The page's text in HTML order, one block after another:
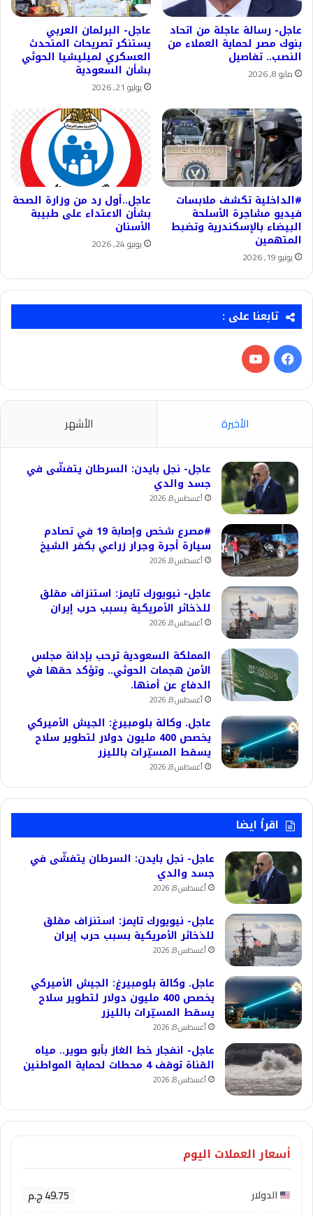
عاجل- رسالة عاجلة من اتحاد
بنوك مصر لحماية العملاء من
النصب.. تفاصيل
مايو 8, 2026
عاجل- البرلمان العربي
يستنكر تصريحات المتحدث
العسكري لميليشيا الحوثي
بشأن السعودية
يوليو 21, 2026
#الداخلية تكشف ملابسات
فيديو مشاجرة الأسلحة
البيضاء بالإسكندرية وتضبط
المتهمين
يونيو 19, 2026
عاجل..أول رد من وزارة الصحة
بشأن الاعتداء على طبيبة
الأسنان
يونيو 24, 2026
تابعنا على :
فيسبوك‫YouTube
الأخيرة الأشهر
عاجل- نجل بايدن: السرطان يتفشّى في
جسد والدي
أغسطس 8, 2026
#مصرع شخص وإصابة 19 في تصادم
سيارة أجرة وجرار زراعي بكفر الشيخ
أغسطس 8, 2026
عاجل- نيويورك تايمز: استنزاف مقلق
للذخائر الأمريكية بسبب حرب إيران
أغسطس 8, 2026
المملكة السعودية ترحب بإدانة مجلس
الأمن هجمات الحوثي.. وتؤكد حقها في
الدفاع عن أمنها.
أغسطس 8, 2026
عاجل. وكالة بلومبيرغ: الجيش الأميركي
يخصص 400 مليون دولار لتطوير سلاح
يسقط المسيّرات بالليزر
أغسطس 8, 2026
اقرأ ايضا
عاجل- نجل بايدن: السرطان يتفشّى في
جسد والدي
أغسطس 8, 2026
عاجل- نيويورك تايمز: استنزاف مقلق
للذخائر الأمريكية بسبب حرب إيران
أغسطس 8, 2026
عاجل. وكالة بلومبيرغ: الجيش الأميركي
يخصص 400 مليون دولار لتطوير سلاح
يسقط المسيّرات بالليزر
أغسطس 8, 2026
عاجل- انفجار خط الغاز بأبو صوير.. مياه
القناة توقف 4 محطات لحماية المواطنين
أغسطس 8, 2026
أسعار العملات اليوم
الدولار 49.75 ج.م